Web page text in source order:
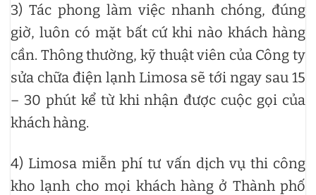
3) Tác phong làm việc nhanh chóng, đúng
giờ, luôn có mặt bất cứ khi nào khách hàng
cần. Thông thường, kỹ thuật viên của Công ty
sửa chữa điện lạnh Limosa sẽ tới ngay sau 15
– 30 phút kể từ khi nhận được cuộc gọi của
khách hàng.
4) Limosa miễn phí tư vấn dịch vụ thi công
kho lạnh cho mọi khách hàng ở Thành phố